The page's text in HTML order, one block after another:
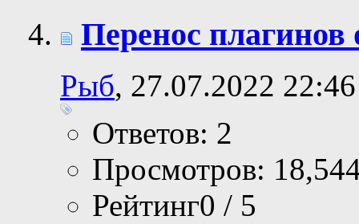
Перенос
Рыб, 27.07.2022 22:46
Ответов: 2
Просмотров:
Рейтинг0 / 5